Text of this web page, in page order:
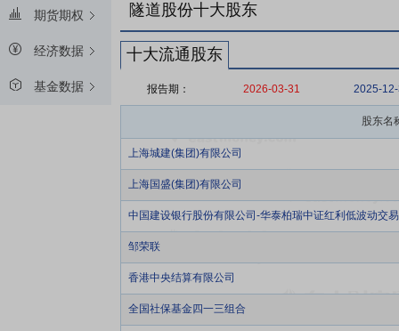
期货期权
经济数据
基金数据
隧道股份十大股东
十大流通股东
报告期： 2026-03-31 2025-
股东名
上海城建(集团)有限公司
上海国盛(集团)有限公司
中国建设银行股份有限公司-华泰柏瑞中证红利低波动交
邹荣联
香港中央结算有限公司
全国社保基金四一三组合